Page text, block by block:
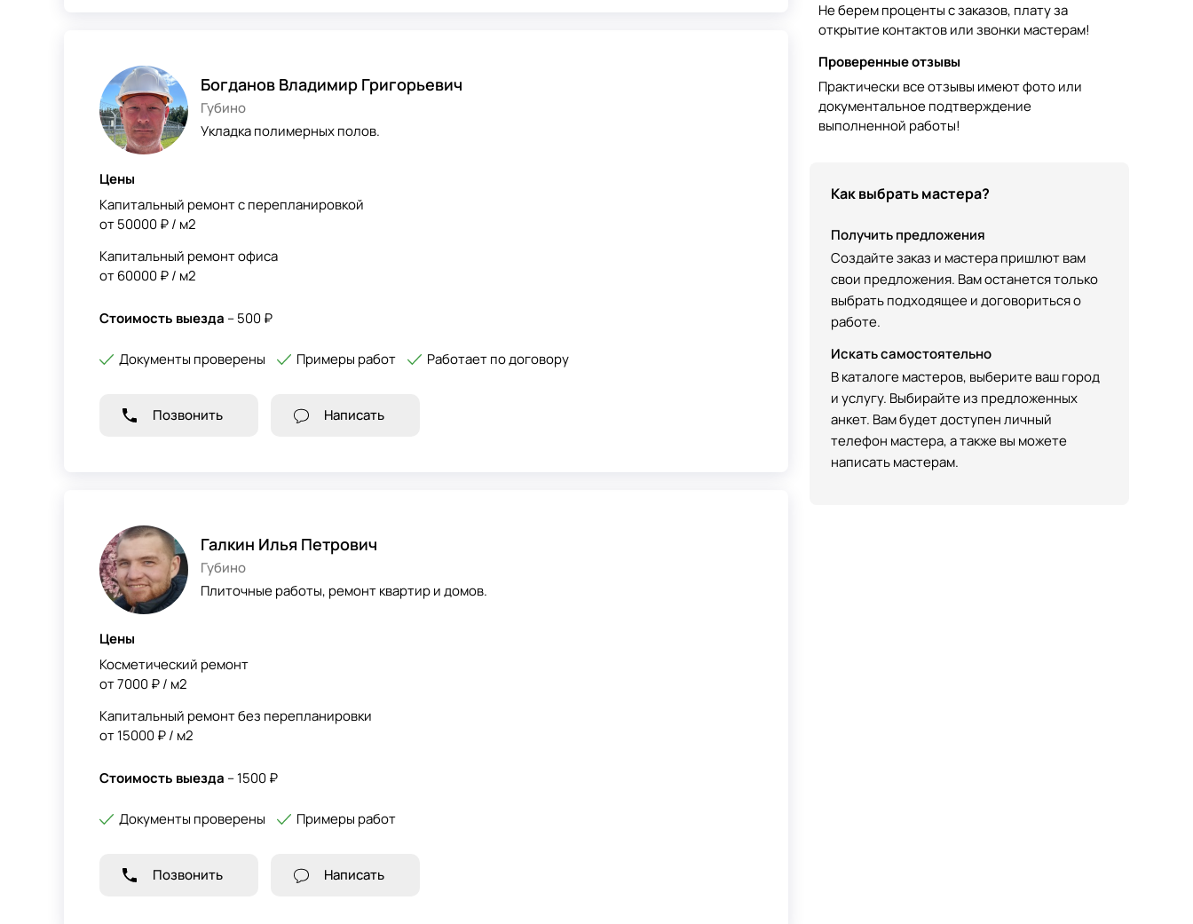
Богданов Владимир Григорьевич
Губино
Укладка полимерных полов.
Цены
Капитальный ремонт с перепланировкой
от 50000 ₽ / м2
Капитальный ремонт офиса
от 60000 ₽ / м2
Стоимость выезда – 500 ₽
Документы проверены Примеры работ Работает по договору
Позвонить Написать
Галкин Илья Петрович
Губино
Плиточные работы, ремонт квартир и домов.
Цены
Косметический ремонт
от 7000 ₽ / м2
Капитальный ремонт без перепланировки
от 15000 ₽ / м2
Стоимость выезда – 1500 ₽
Документы проверены Примеры работ
Позвонить Написать
Не берем проценты с заказов, плату за
открытие контактов или звонки мастерам!
Проверенные отзывы
Практически все отзывы имеют фото или
документальное подтверждение
выполненной работы!
Как выбрать мастера?
Получить предложения
Создайте заказ и мастера пришлют вам
свои предложения. Вам останется только
выбрать подходящее и договориться о
работе.
Искать самостоятельно
В каталоге мастеров, выберите ваш город
и услугу. Выбирайте из предложенных
анкет. Вам будет доступен личный
телефон мастера, а также вы можете
написать мастерам.